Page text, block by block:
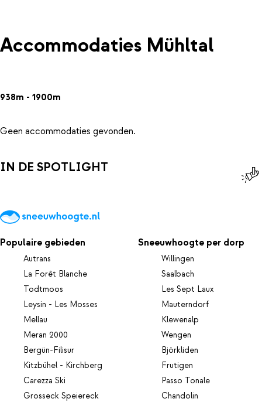
Accommodaties Mühltal
938m - 1900m
Geen accommodaties gevonden.
IN DE SPOTLIGHT
Populaire gebieden
Autrans
La Forêt Blanche
Todtmoos
Leysin - Les Mosses
Mellau
Meran 2000
Bergün-Filisur
Kitzbühel - Kirchberg
Carezza Ski
Grosseck Speiereck
Sneeuwhoogte per dorp
Willingen
Saalbach
Les Sept Laux
Mauterndorf
Klewenalp
Wengen
Björkliden
Frutigen
Passo Tonale
Chandolin